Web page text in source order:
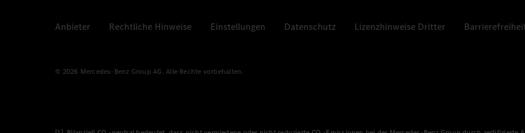
Anbieter Rechtliche Hinweise Einstellungen Datenschutz Lizenzhinweise Dritter
© 2026 Mercedes-Benz Group AG. Alle Rechte vorbehalten.